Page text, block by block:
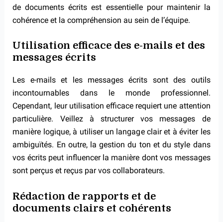
de documents écrits est essentielle pour maintenir la
cohérence et la compréhension au sein de l’équipe.
Utilisation efficace des e-mails et des
messages écrits
Les e-mails et les messages écrits sont des outils
incontournables dans le monde professionnel.
Cependant, leur utilisation efficace requiert une attention
particulière. Veillez à structurer vos messages de
manière logique, à utiliser un langage clair et à éviter les
ambiguïtés. En outre, la gestion du ton et du style dans
vos écrits peut influencer la manière dont vos messages
sont perçus et reçus par vos collaborateurs.
Rédaction de rapports et de
documents clairs et cohérents